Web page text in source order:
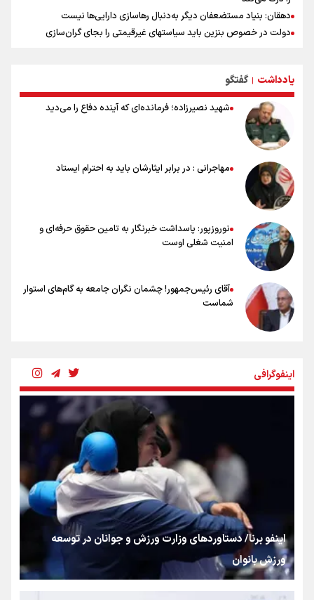
دهقان: بنیاد مستضعفان دیگر به‌دنبال رهاسازی دارایی‌ها نیست
دولت در خصوص بنزین باید سیاستهای غیرقیمتی را بجای گران‌سازی
جزئیات بازگشت کارشناسان روس به نیروگاه بوشهر
کلیپی از سفر دو روزه وزیر ورزش و جوانان به جمهوری آذربایجان
۳۴۰ میلیون دلار تسهیلات برای بازسازی صنایع آسیب‌دیده اختصاص
می‌یابد
رسانه ستون پنجم اکوسیستم قدرت‌بنیان
هدف‌گذاری پرداخت ۳۰ هزار وام اشتغال تا پایان سال
استقبال ۳ هزار جوان از کارگاه‌های مهارت‌آموزی در ۲۵۰ شهرستان کشور
یادداشت | گفتگو
شهید نصیرزاده؛ فرمانده‌ای که آینده دفاع را می‌دید
مهاجرانی : در برابر ایثارشان باید به احترام ایستاد
نوروزپور: پاسداشت خبرنگار به تامین حقوق حرفه‌ای و
امنیت شغلی اوست
آقای رئیس‌جمهور! چشمان نگران جامعه به گام‌های استوار
شماست
بنزین؛ تدبیری برای حفظ امنیت انرژی
«هورامان»؛ میراثی که جهان را شیفته کرد
شکستگیِ بزرگ؛ روایتِ یک استخوان، یک نسل، یک توهم!
رسانه ملی و حق مردم برای شنیدن صدای رئیس‌جمهوری
اینفوگرافی
اینفو برنا/ دستاوردهای وزارت ورزش و جوانان در توسعه
ورزش بانوان